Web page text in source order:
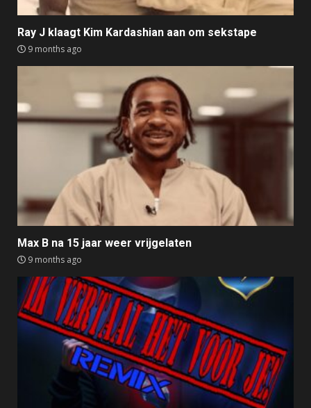
Ray J klaagt Kim Kardashian aan om sekstape
9 months ago
Max B na 15 jaar weer vrijgelaten
9 months ago